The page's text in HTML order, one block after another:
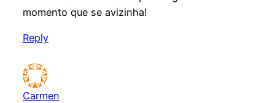
momento que se avizinha!
Reply
Carmen